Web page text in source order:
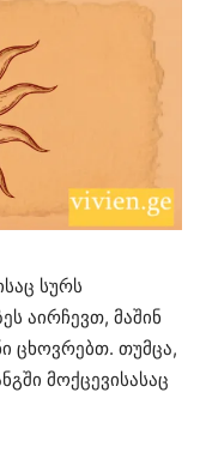
სურს
აირჩევთ, მაშინ
ცხოვრებთ. თუმცა,
მოქცევისასაც